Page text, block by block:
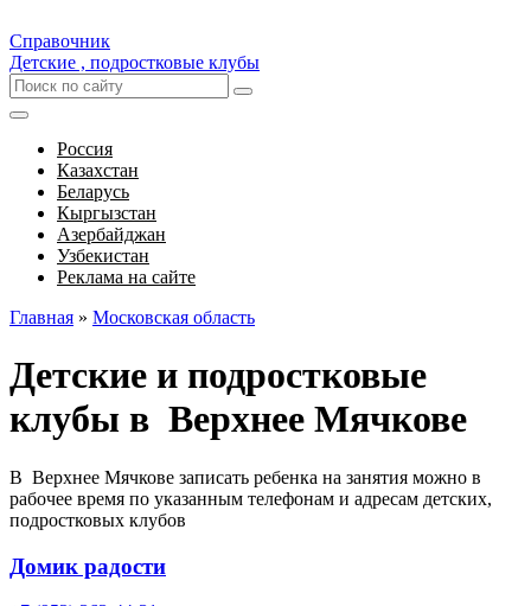
Справочник
Детские , подростковые клубы
Россия
Казахстан
Беларусь
Кыргызстан
Азербайджан
Узбекистан
Реклама на сайте
Главная » Московская область
Детские и подростковые
клубы в Верхнее Мячкове
В Верхнее Мячкове записать ребенка на занятия можно в
рабочее время по указанным телефонам и адресам детских,
подростковых клубов
Домик радости